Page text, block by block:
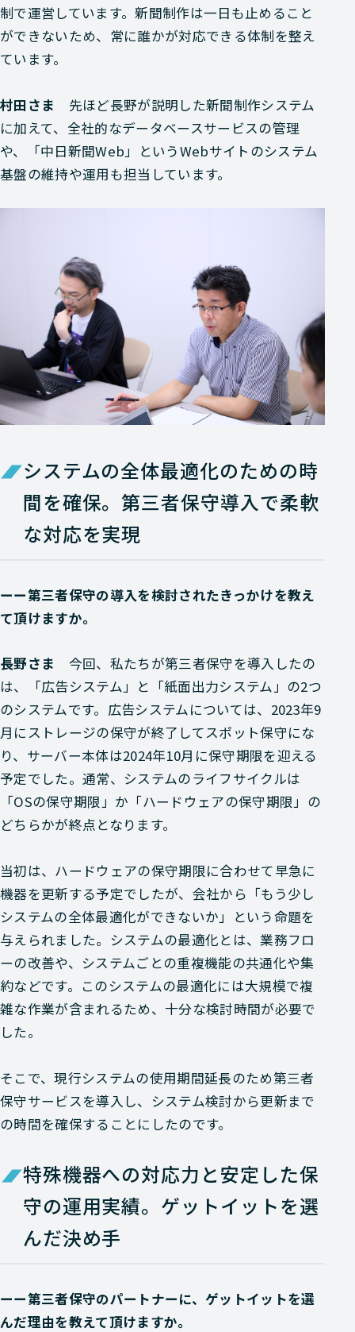
制で運営しています。新聞制作は一日も止めること
ができないため、常に誰かが対応できる体制を整え
ています。
村田さま 先ほど長野が説明した新聞制作システム
に加えて、全社的なデータベースサービスの管理
や、「中日新聞Web」というWebサイトのシステム
基盤の維持や運用も担当しています。
システムの全体最適化のための時
間を確保。第三者保守導入で柔軟
な対応を実現
ーー第三者保守の導入を検討されたきっかけを教え
て頂けますか。
長野さま 今回、私たちが第三者保守を導入したの
は、「広告システム」と「紙面出力システム」の2つ
のシステムです。広告システムについては、2023年9
月にストレージの保守が終了してスポット保守にな
り、サーバー本体は2024年10月に保守期限を迎える
予定でした。通常、システムのライフサイクルは
「OSの保守期限」か「ハードウェアの保守期限」の
どちらかが終点となります。
当初は、ハードウェアの保守期限に合わせて早急に
機器を更新する予定でしたが、会社から「もう少し
システムの全体最適化ができないか」という命題を
与えられました。システムの最適化とは、業務フロ
ーの改善や、システムごとの重複機能の共通化や集
約などです。このシステムの最適化には大規模で複
雑な作業が含まれるため、十分な検討時間が必要で
した。
そこで、現行システムの使用期間延長のため第三者
保守サービスを導入し、システム検討から更新まで
の時間を確保することにしたのです。
特殊機器への対応力と安定した保
守の運用実績。ゲットイットを選
んだ決め手
ーー第三者保守のパートナーに、ゲットイットを選
んだ理由を教えて頂けますか。